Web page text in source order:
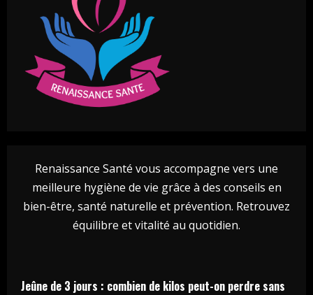
Renaissance Santé vous accompagne vers une
meilleure hygiène de vie grâce à des conseils en
bien-être, santé naturelle et prévention. Retrouvez
équilibre et vitalité au quotidien.
Jeûne de 3 jours : combien de kilos peut-on perdre sans